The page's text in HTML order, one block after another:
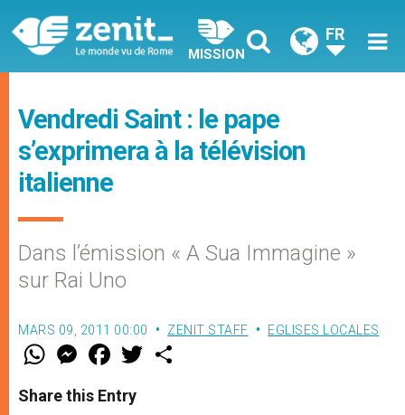
MISSION
FR
Vendredi Saint : le pape
s’exprimera à la télévision
italienne
Dans l’émission « A Sua Immagine »
sur Rai Uno
MARS 09, 2011 00:00 ZENIT STAFF EGLISES LOCALES
W
t
s
M
e
s
e
F
a
e
b
w
Share this Entry